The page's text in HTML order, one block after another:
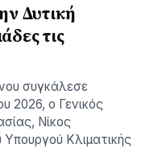
Δυτική
τις
συγκάλεσε
2026, ο Γενικός
Νίκος
Κλιματικής